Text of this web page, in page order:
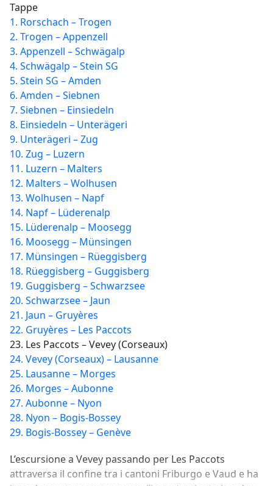
Tappe
1. Rorschach – Trogen
2. Trogen – Appenzell
3. Appenzell – Schwägalp
4. Schwägalp – Stein SG
5. Stein SG – Amden
6. Amden – Siebnen
7. Siebnen – Einsiedeln
8. Einsiedeln – Unterägeri
9. Unterägeri – Zug
10. Zug – Luzern
11. Luzern – Malters
12. Malters – Wolhusen
13. Wolhusen – Napf
14. Napf – Lüderenalp
15. Lüderenalp – Moosegg
16. Moosegg – Münsingen
17. Münsingen – Rüeggisberg
18. Rüeggisberg – Guggisberg
19. Guggisberg – Schwarzsee
20. Schwarzsee – Jaun
21. Jaun – Gruyères
22. Gruyères – Les Paccots
23. Les Paccots – Vevey (Corseaux)
24. Vevey (Corseaux) – Lausanne
25. Lausanne – Morges
26. Morges – Aubonne
27. Aubonne – Nyon
28. Nyon – Bogis-Bossey
29. Bogis-Bossey – Genève
L’escursione a Vevey passando per Les Paccots
attraversa il confine tra i cantoni Friburgo e Vaud e ha